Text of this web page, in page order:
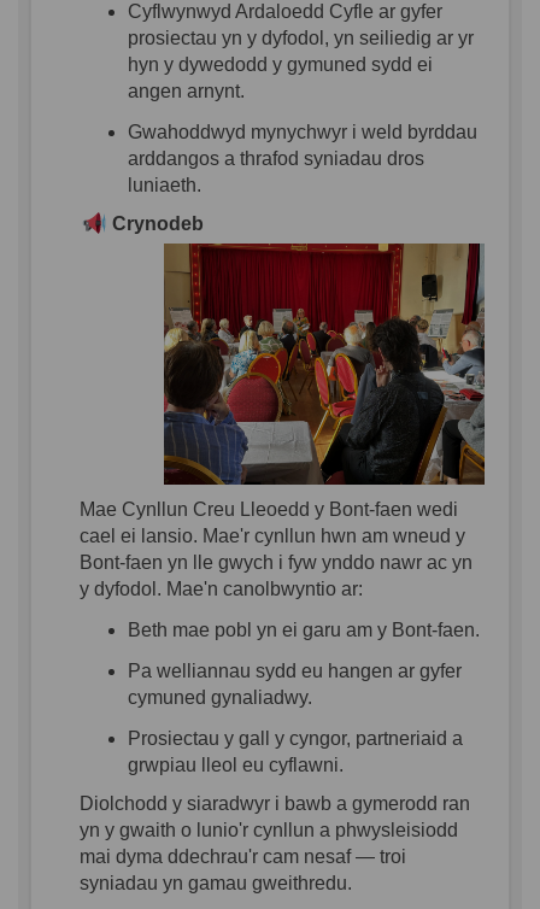
Cyflwynwyd Ardaloedd Cyfle ar gyfer
prosiectau yn y dyfodol , yn seiliedig ar yr
hyn y dywedodd y gymuned sydd ei
angen arnynt.
Gwahoddwyd mynychwyr i weld byrddau
arddangos a thrafod syniadau dros
luniaeth.
Crynodeb
Mae Cynllun Creu Lleoedd y Bont-faen wedi
cael ei lansio. Mae'r cynllun hwn am wneud y
Bont-faen yn lle gwych i fyw ynddo nawr ac yn
y dyfodol . Mae'n canolbwyntio ar:
Beth mae pobl yn ei garu am y Bont-faen.
Pa welliannau sydd eu hangen ar gyfer
cymuned gynaliadwy.
Prosiectau y gall y cyngor, partneriaid a
grwpiau
lleol eu cyflawni.
Diolchodd y siaradwyr i bawb a gymerodd ran
yn y gwaith o lunio'r cynllun a phwysleisiodd
mai dyma ddechrau'r cam nesaf— troi
syniadau yn gamau gweithredu.